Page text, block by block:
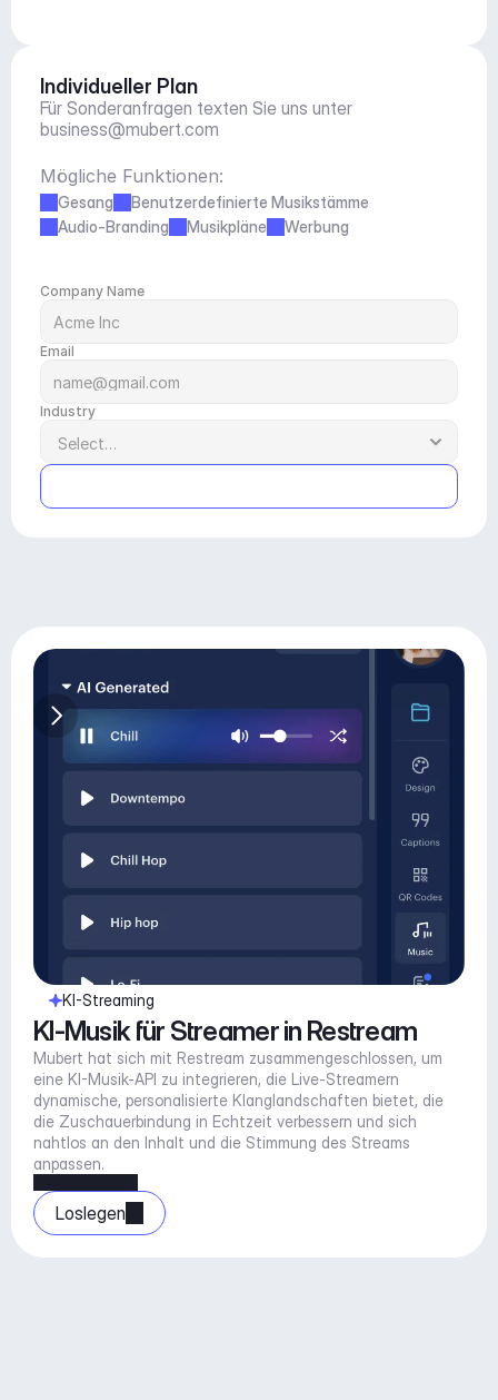
Individueller Plan
business@mubert.com
Mögliche Funktionen:
Gesang
Benutzerdefinierte Musikstämme
Audio-Branding
Musikpläne Werbung
Company Name
Email
Industry
KI-Streaming
KI-Musik für Streamer in Restream
Mubert hat sich mit Restream zusammengeschlossen, um
eine KI-Musik-API zu integrieren, die Live-Streamern
dynamische, personalisierte Klanglandschaften bietet, die
die Zuschauerbindung in Echtzeit verbessern und sich
nahtlos an den Inhalt und die Stimmung des Streams
anpassen.
Loslegen